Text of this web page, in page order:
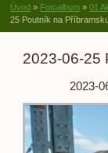
Úvod » Fotoalbum » 01
25 Poutník na
2023-06-25
2023-